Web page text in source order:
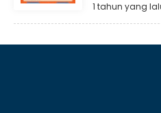
1 tahun yang